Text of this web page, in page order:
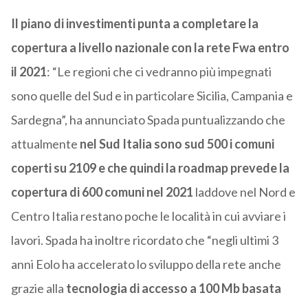
Il piano di investimenti punta a completare la
copertura a livello nazionale con la rete Fwa entro
il 2021: “Le regioni che ci vedranno più impegnati
sono quelle del Sud e in particolare Sicilia, Campania e
Sardegna”, ha annunciato Spada puntualizzando che
attualmente nel Sud Italia sono sud 500 i comuni
coperti su 2109 e che quindi la roadmap prevede la
copertura di 600 comuni nel 2021 laddove nel Nord e
Centro Italia restano poche le località in cui avviare i
lavori. Spada ha inoltre ricordato che “negli ultimi 3
anni Eolo ha accelerato lo sviluppo della rete anche
grazie alla tecnologia di accesso a 100 Mb basata